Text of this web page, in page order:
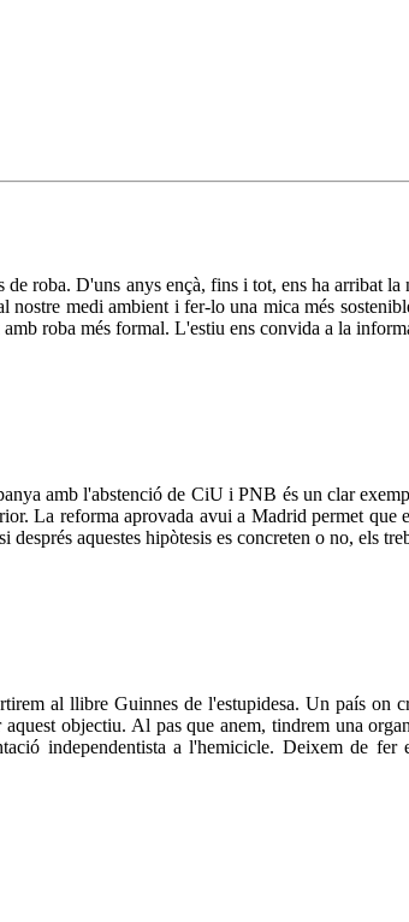
roba. D'uns anys ençà, fins i tot, ens ha arribat
nostre medi ambient i fer-lo una mica més
roba més formal. L'estiu ens convida a la
amb l'abstenció de CiU i PNB és un clar
La reforma aprovada avui a Madrid permet
aquestes hipòtesis es concreten o no, els
al llibre Guinnes de l'estupidesa. Un país on
objectiu. Al pas que anem, tindrem una
independentista a l'hemicicle. Deixem de